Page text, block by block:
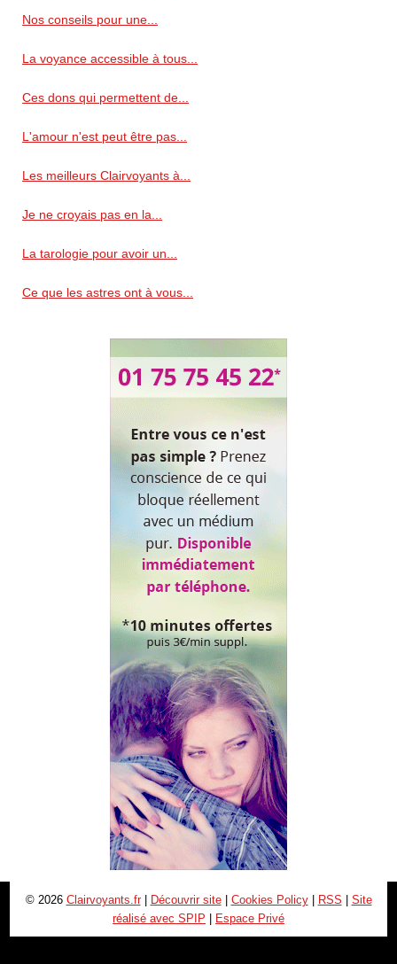
Nos conseils pour une...
La voyance accessible à tous...
Ces dons qui permettent de...
L'amour n'est peut être pas...
Les meilleurs Clairvoyants à...
Je ne croyais pas en la...
La tarologie pour avoir un...
Ce que les astres ont à vous...
© 2026 Clairvoyants.fr| Découvrir site| Cookies Policy| RSS | Site
réalisé avec SPIP | Espace Privé